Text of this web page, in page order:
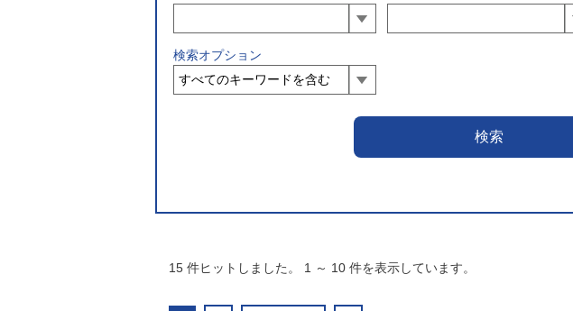
検索オプション
15 件ヒットしました。 1 ～ 10 件を表示しています。